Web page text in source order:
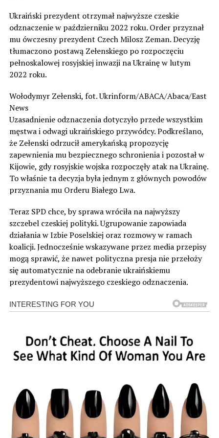
Ukraiński prezydent otrzymał najwyższe czeskie
odznaczenie w październiku 2022 roku. Order przyznał
mu ówczesny prezydent Czech Milosz Zeman. Decyzję
tłumaczono postawą Zełenskiego po rozpoczęciu
pełnoskalowej rosyjskiej inwazji na Ukrainę w lutym
2022 roku.
Wołodymyr Zełenski, fot. Ukrinform/ABACA/Abaca/East
News
Uzasadnienie odznaczenia dotyczyło przede wszystkim
męstwa i odwagi ukraińskiego przywódcy. Podkreślano,
że Zełenski odrzucił amerykańską propozycję
zapewnienia mu bezpiecznego schronienia i pozostał w
Kijowie, gdy rosyjskie wojska rozpoczęły atak na Ukrainę.
To właśnie ta decyzja była jednym z głównych powodów
przyznania mu Orderu Białego Lwa.
Teraz SPD chce, by sprawa wróciła na najwyższy
szczebel czeskiej polityki. Ugrupowanie zapowiada
działania w Izbie Poselskiej oraz rozmowy w ramach
koalicji. Jednocześnie wskazywane przez media przepisy
mogą sprawić, że nawet polityczna presja nie przełoży
się automatycznie na odebranie ukraińskiemu
prezydentowi najwyższego czeskiego odznaczenia.